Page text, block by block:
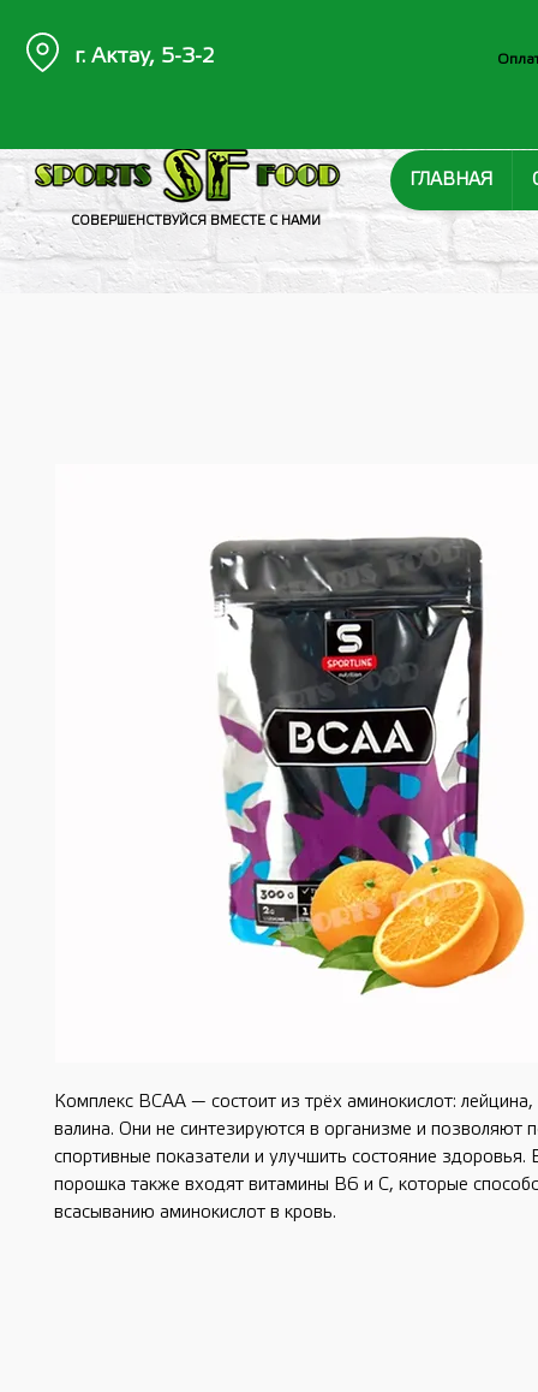
СОВЕРШЕНСТВУЙСЯ ВМЕСТЕ С НАМИ
ГЛАВНАЯ
г. Актау, 5-3-2
Комплекс BCAA — состоит из трёх аминокислот:
валина. Они не синтезируются в организме и позволяют
спортивные показатели и улучшить состояние здоровья.
порошка также входят витамины В6 и С, которые
всасыванию аминокислот в кровь.